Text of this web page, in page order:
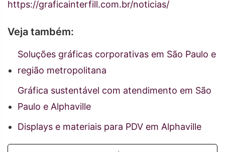
https://graficainterfill.com.br/noticias/
Veja também:
Soluções gráficas corporativas em São Paulo e
região metropolitana
Gráfica sustentável com atendimento em São
Paulo e Alphaville
Displays e materiais para PDV em Alphaville